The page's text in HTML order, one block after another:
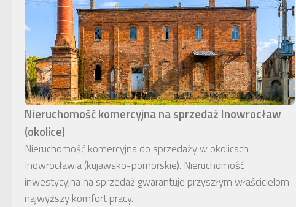
Nieruchomość komercyjna na sprzedaż Inowrocław
(okolice)
Nieruchomość komercyjna do sprzedaży w okolicach
Inowrocławia (kujawsko-pomorskie). Nieruchomość
inwestycyjna na sprzedaż gwarantuje przyszłym właścicielom
najwyższy komfort pracy.